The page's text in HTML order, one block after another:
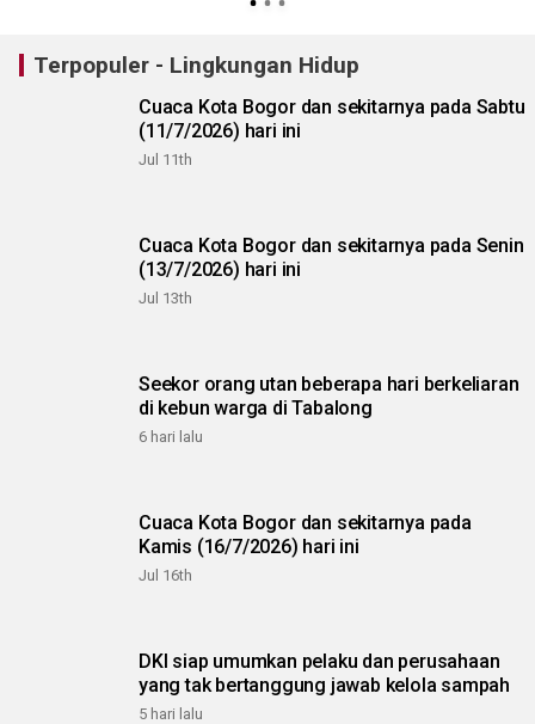
Terpopuler - Lingkungan Hidup
Cuaca Kota Bogor dan sekitarnya pada Sabtu
(11/7/2026) hari ini
Jul 11th
Cuaca Kota Bogor dan sekitarnya pada Senin
(13/7/2026) hari ini
Jul 13th
Seekor orang utan beberapa hari berkeliaran
di kebun warga di Tabalong
6 hari lalu
Cuaca Kota Bogor dan sekitarnya pada
Kamis (16/7/2026) hari ini
Jul 16th
DKI siap umumkan pelaku dan perusahaan
yang tak bertanggung jawab kelola sampah
5 hari lalu